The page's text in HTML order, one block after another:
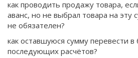
как проводить продажу товара,
аванс, но не выбрал товара на эту
не обязателен?
как оставшуюся сумму перевести в
последующих расчётов?